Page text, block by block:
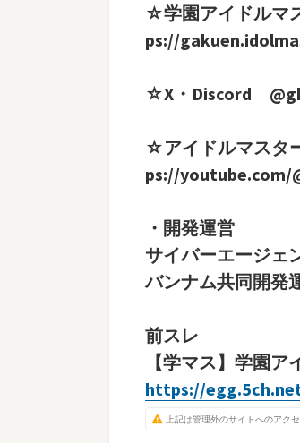
☆学園アイドルマ
ps://
☆X・Discord
☆アイドルマスタ
ps://youtube.com/
・開発運営
サイバーエージェ
バンナム共同開発
前スレ
【学マス】学園
https://
上記は管理外のサイトへのアク